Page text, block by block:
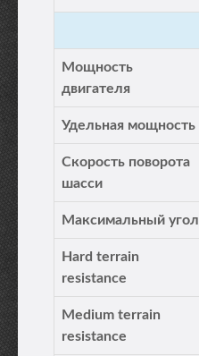
Мощность
двигателя
Удельная мощность
Скорость поворота
шасси
Максимальный угол
Hard terrain
resistance
Medium terrain
resistance